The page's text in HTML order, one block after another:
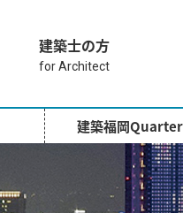
建築士の方
for Architect
建築福岡